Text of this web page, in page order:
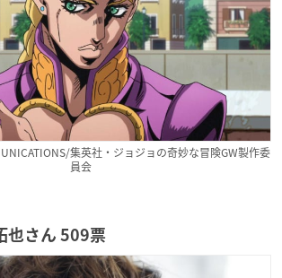
集英社・ジョジョの奇妙な冒険GW製作委
員会
也さん 509票